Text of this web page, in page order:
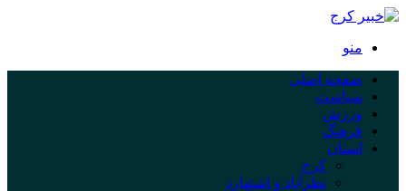
منو
صفحه اصلی
سیاست
ورزش
فرهنگ
استان
کرج
نظرآباد و اشتهارد